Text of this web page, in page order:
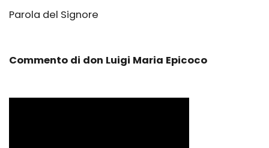
Parola del Signore
Commento di don Luigi Maria Epicoco